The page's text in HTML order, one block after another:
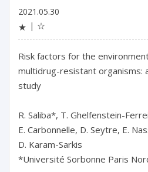
2021.05.30
★
☆
Risk factors for the
multidrug-resistant organisms:
study
R. Saliba*, T. Ghelfenstein-
E. Carbonnelle, D. Seytre, E.
D. Karam-Sarkis
*Université Sorbonne Paris